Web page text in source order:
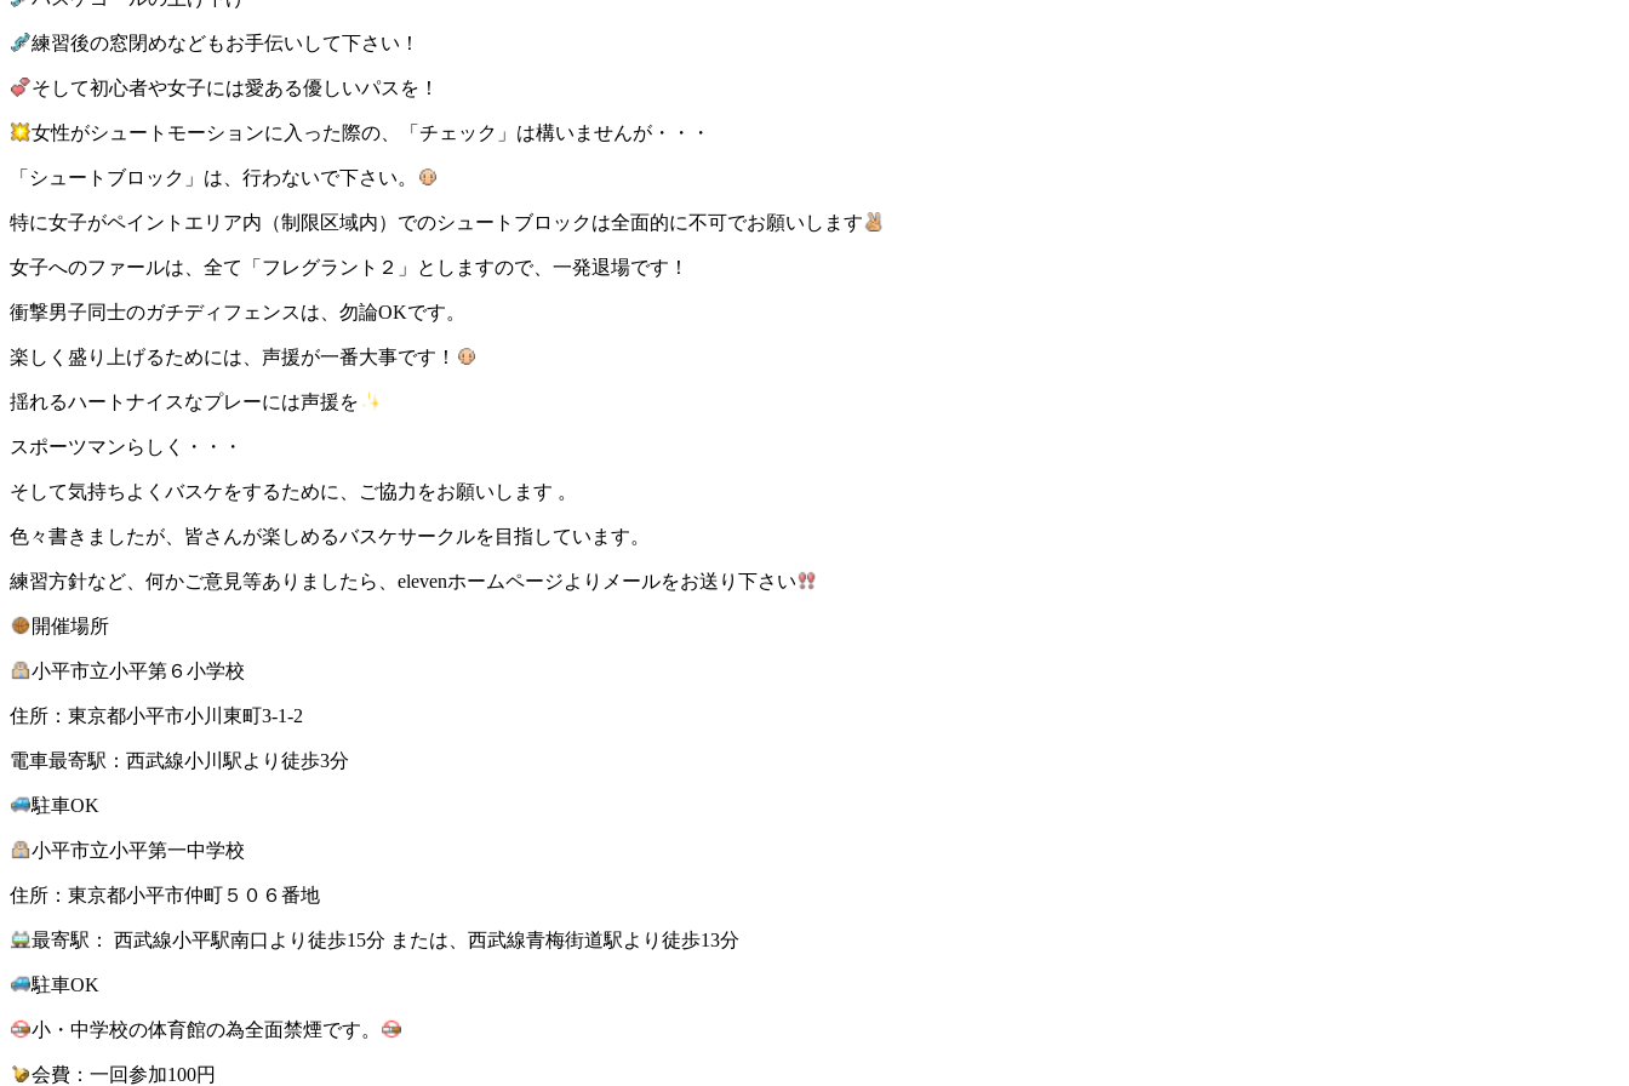
練習後の窓閉めなどもお手伝いして下さい！
そして初心者や女子には愛ある優しいパスを！
女性がシュートモーションに入った際の、「チェック」は構いませんが・・・
「シュートブロック」は、行わないで下さい。
特に女子がペイントエリア内（制限区域内）でのシュートブロックは全面的に不可でお願いします
女子へのファールは、全て「フレグラント２」としますので、一発退場です！
衝撃男子同士のガチディフェンスは、勿論OKです。
楽しく盛り上げるためには、声援が一番大事です！
揺れるハートナイスなプレーには声援を
スポーツマンらしく・・・
そして気持ちよくバスケをするために、ご協力をお願いします 。
色々書きましたが、皆さんが楽しめるバスケサークルを目指しています。
練習方針など、何かご意見等ありましたら、elevenホームページよりメールをお送り下さい
開催場所
小平市立小平第６小学校
住所：東京都小平市小川東町3-1-2
電車最寄駅：西武線小川駅より徒歩3分
駐車OK
小平市立小平第一中学校
住所：東京都小平市仲町５０６番地
最寄駅： 西武線小平駅南口より徒歩15分 または、西武線青梅街道駅より徒歩13分
駐車OK
小・中学校の体育館の為全面禁煙です。
会費：一回参加100円